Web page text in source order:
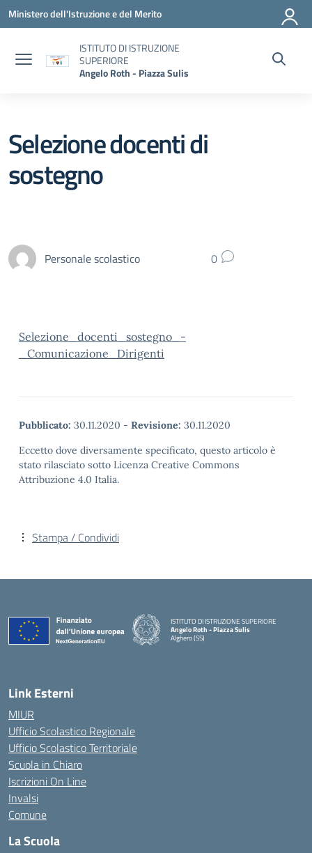
Vai ai contenuti
Vai al menu di navigazione
Vai al footer
Ministero dell'Istruzione e del Merito
ISTITUTO DI ISTRUZIONE
SUPERIORE
Angelo Roth - Piazza Sulis
Selezione docenti di
sostegno
Personale scolastico 0
Selezione_docenti_sostegno_-
_Comunicazione_Dirigenti
Pubblicato: 30.11.2020 - Revisione: 30.11.2020
Eccetto dove diversamente specificato, questo articolo è
stato rilasciato sotto Licenza Creative Commons
Attribuzione 4.0 Italia.
Stampa / Condividi
ISTITUTO DI ISTRUZIONE SUPERIORE
Angelo Roth - Piazza Sulis
Alghero (SS)
— Visita la pagina iniziale della scuola
Link Esterni
MIUR
Ufficio Scolastico Regionale
Ufficio Scolastico Territoriale
Scuola in Chiaro
Iscrizioni On Line
Invalsi
Comune
La Scuola